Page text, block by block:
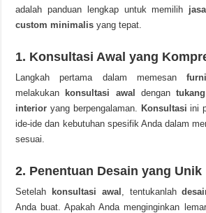
adalah panduan lengkap untuk memilih
custom minimalis yang tepat.
1. Konsultasi Awal yang
Langkah pertama dalam memesan
melakukan
konsultasi awal dengan
interior yang berpengalaman. Konsultasi ini
ide-ide dan kebutuhan spesifik Anda dalam
sesuai.
2. Penentuan Desain yang Unik
Setelah konsultasi awal , tentukanlah
Anda buat. Apakah Anda menginginkan